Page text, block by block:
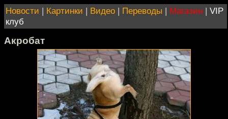
Новости | Картинки | Видео | Переводы | Магазин | VIP
клуб
Акробат